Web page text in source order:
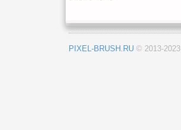
PIXEL-BRUSH.RU © 2013-